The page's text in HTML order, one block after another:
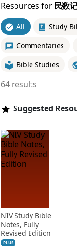
Resources for 民数
All Study
Commentaries
Bible Studies
64 results
Suggested
NIV Study Bible
Notes, Fully
Revised Edition
PLUS